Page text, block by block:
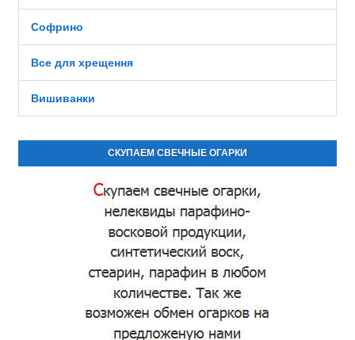
Софрино
Все для хрещення
Вишиванки
СКУПАЕМ СВЕЧНЫЕ ОГАРКИ